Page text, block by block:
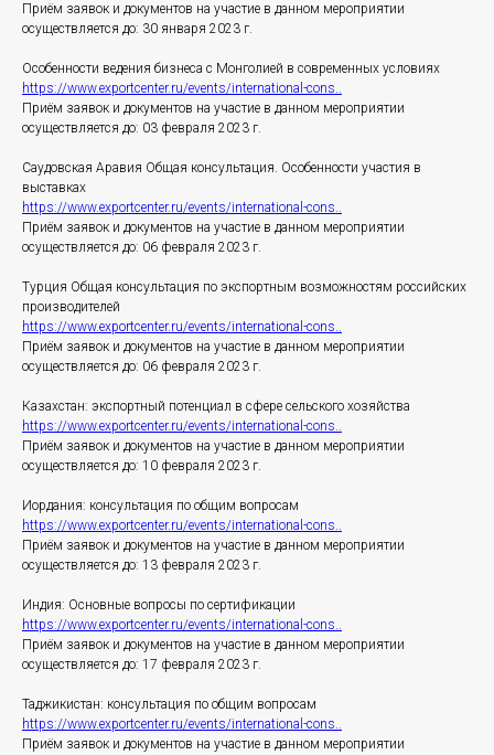
Приём заявок и документов на участие в данном мероприятии
осуществляется до: 30 января 2023 г.
Особенности ведения бизнеса с Монголией в современных условиях
https://www.exportcenter.ru/events/international-cons..
Приём заявок и документов на участие в данном мероприятии
осуществляется до: 03 февраля 2023 г.
Саудовская Аравия Общая консультация. Особенности участия в
выставках
https://www.exportcenter.ru/events/international-cons..
Приём заявок и документов на участие в данном мероприятии
осуществляется до: 06 февраля 2023 г.
Турция Общая консультация по экспортным возможностям российских
производителей
https://www.exportcenter.ru/events/international-cons..
Приём заявок и документов на участие в данном мероприятии
осуществляется до: 06 февраля 2023 г.
Казахстан: экспортный потенциал в сфере сельского хозяйства
https://www.exportcenter.ru/events/international-cons..
Приём заявок и документов на участие в данном мероприятии
осуществляется до: 10 февраля 2023 г.
Иордания: консультация по общим вопросам
https://www.exportcenter.ru/events/international-cons..
Приём заявок и документов на участие в данном мероприятии
осуществляется до: 13 февраля 2023 г.
Индия: Основные вопросы по сертификации
https://www.exportcenter.ru/events/international-cons..
Приём заявок и документов на участие в данном мероприятии
осуществляется до: 17 февраля 2023 г.
Таджикистан: консультация по общим вопросам
https://www.exportcenter.ru/events/international-cons..
Приём заявок и документов на участие в данном мероприятии